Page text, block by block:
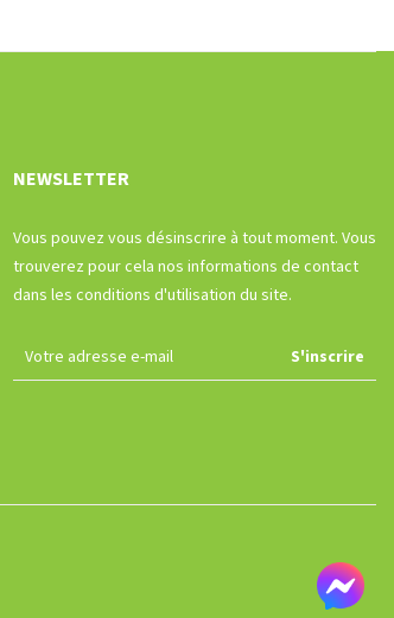
NEWSLETTER
Vous pouvez vous désinscrire à tout moment. Vous
trouverez pour cela nos informations de contact
dans les conditions d'utilisation du site.